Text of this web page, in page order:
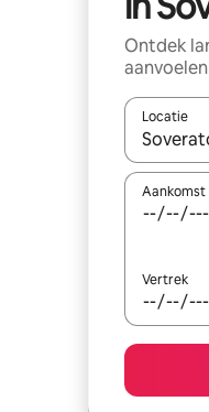
Ontdek
Locatie
Aankomst
Vertrek